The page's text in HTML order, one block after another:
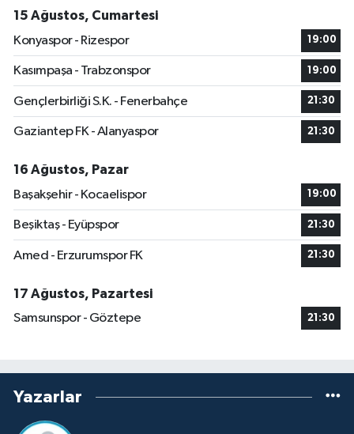
15 Ağustos, Cumartesi
Konyaspor - Rizespor
19:00
Kasımpaşa - Trabzonspor 19:00
Gençlerbirliği S.K. - Fenerbahçe 21:30
Gaziantep FK - Alanyaspor 21:30
16 Ağustos, Pazar
Başakşehir - Kocaelispor
19:00
Beşiktaş - Eyüpspor 21:30
Amed - Erzurumspor FK 21:30
17 Ağustos, Pazartesi
Samsunspor - Göztepe
21:30
Yazarlar